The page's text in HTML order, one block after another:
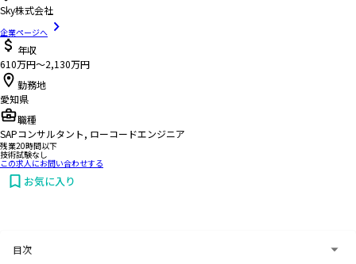
Sky株式会社
企業ページへ
年収
610万円〜2,130万円
勤務地
愛知県
職種
SAPコンサルタント, ローコードエンジニア
残業20時間以下
技術試験なし
この求人にお問い合わせする
お気に入り
目次